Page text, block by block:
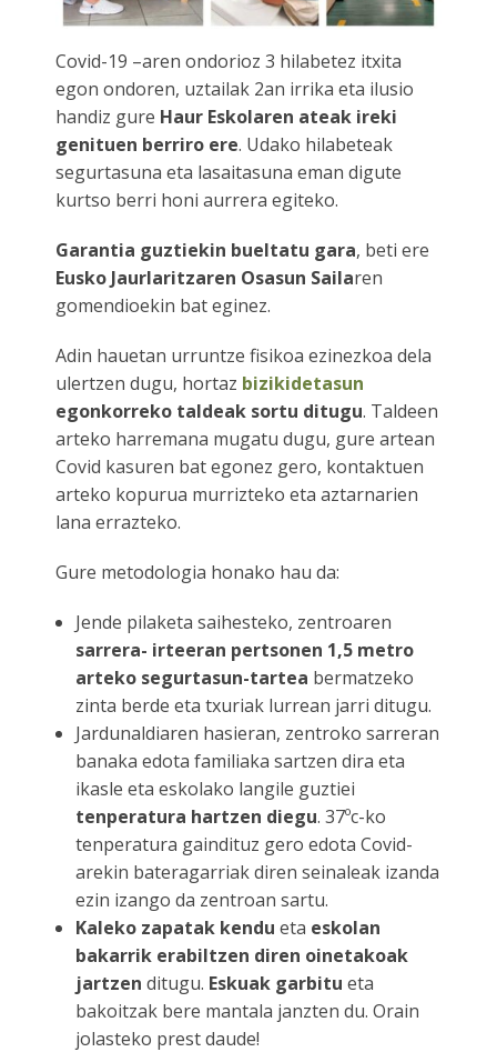
Covid-19 –aren ondorioz 3 hilabetez itxita
egon ondoren, uztailak 2an irrika eta ilusio
handiz gure Haur Eskolaren ateak ireki
genituen berriro ere. Udako hilabeteak
segurtasuna eta lasaitasuna eman digute
kurtso berri honi aurrera egiteko.
Garantia guztiekin bueltatu gara, beti ere
Eusko Jaurlaritzaren Osasun Sailaren
gomendioekin bat eginez.
Adin hauetan urruntze fisikoa ezinezkoa dela
ulertzen dugu, hortaz bizikidetasun
egonkorreko taldeak sortu ditugu. Taldeen
arteko harremana mugatu dugu, gure artean
Covid kasuren bat egonez gero, kontaktuen
arteko kopurua murrizteko eta aztarnarien
lana errazteko.
Gure metodologia honako hau da:
Jende pilaketa saihesteko, zentroaren
sarrera- irteeran pertsonen 1,5 metro
arteko segurtasun-tartea bermatzeko
zinta berde eta txuriak lurrean jarri ditugu.
Jardunaldiaren hasieran, zentroko sarreran
banaka edota familiaka sartzen dira eta
ikasle eta eskolako langile guztiei
tenperatura hartzen diegu. 37ºc-ko
tenperatura gaindituz gero edota Covid-
arekin bateragarriak diren seinaleak izanda
ezin izango da zentroan sartu.
Kaleko zapatak kendu eta eskolan
bakarrik erabiltzen diren oinetakoak
jartzen ditugu. Eskuak garbitu eta
bakoitzak bere mantala janzten du. Orain
jolasteko prest daude!